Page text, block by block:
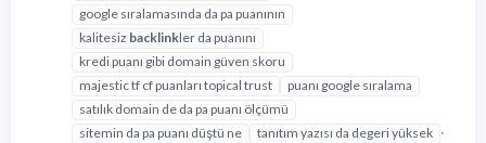
google sıralamasında da pa puanının
kalitesiz backlinkler da puanını
kredi puanı gibi domain güven skoru
majestic tf cf puanları topical trust
puanı google sıralama
satılık domain de da pa puanı ölçümü
sitemin da pa puanı düştü ne
tanıtım yazısı da degeri yüksek